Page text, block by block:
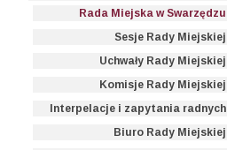
Rada Miejska w Swarzędzu
Sesje Rady Miejskiej
Uchwały Rady Miejskiej
Komisje Rady Miejskiej
Interpelacje i zapytania radnych
Biuro Rady Miejskiej